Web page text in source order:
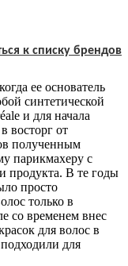
к списку брендов
ее основатель
синтетической
и для начала
восторг от
полученным
парикмахеру с
продукта. В те годы
просто
только в
со временем внес
для волос в
для